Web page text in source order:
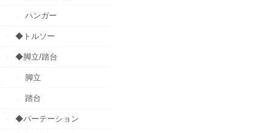
ハンガー
◆トルソー
◆脚立/踏台
脚立
踏台
◆パーテーション